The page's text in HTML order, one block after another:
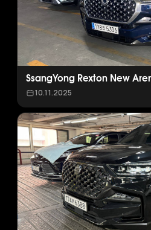
SsangYong Rexton New
10.11.2025